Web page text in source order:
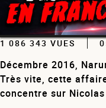
1 086 343 VUES
Décembre 2016,
Très vite, cette
concentre sur